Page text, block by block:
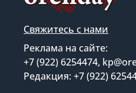
Свяжитесь с нами
Реклама на сайте:
+7 (922) 6254474,
Редакция: +7 (922)